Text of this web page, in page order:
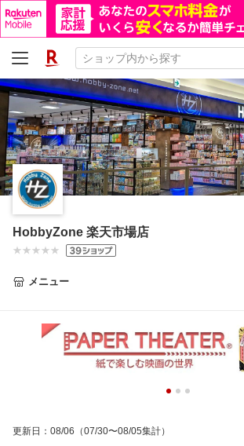
HobbyZone 楽天市場店
メニュー
更新日 ： 08/06 （07/30〜08/05集計）